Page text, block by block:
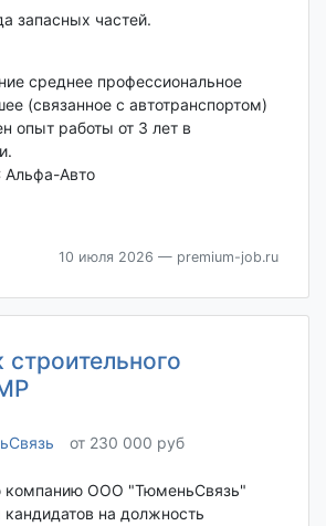
запасных частей.
среднее профессиональное
(связанное с автотранспортом)
опыт работы от 3 лет в
Альфа-Авто
10 июля 2026 — premium-job.ru
от 230 000 руб
компанию ООО "ТюменьСвязь"
на должность